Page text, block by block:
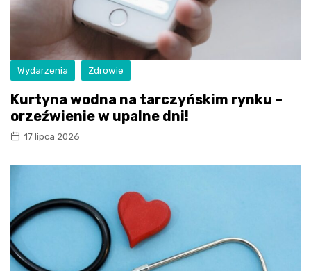
Wydarzenia Zdrowie
Kurtyna wodna na tarczyńskim rynku –
orzeźwienie w upalne dni!
17 lipca 2026